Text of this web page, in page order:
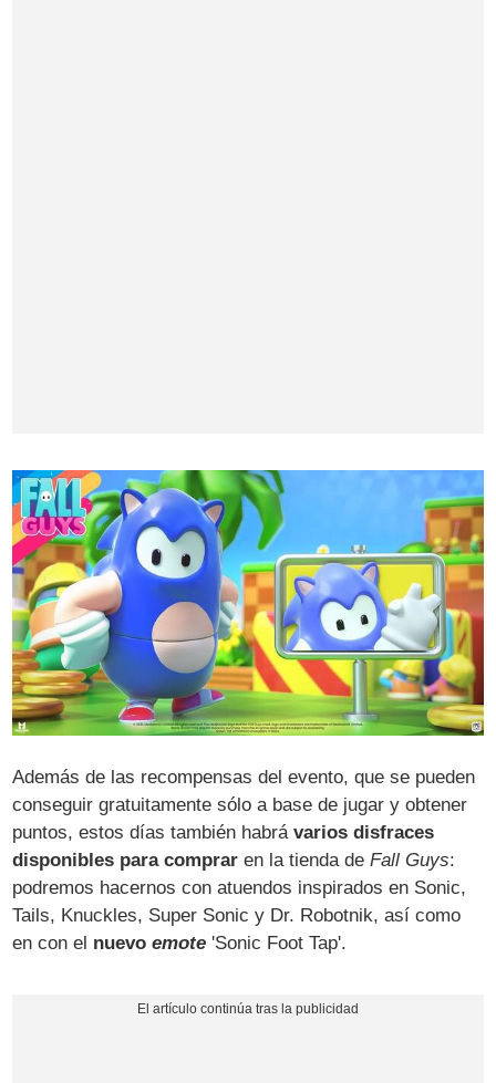
Además de las recompensas del evento, que se pueden
conseguir gratuitamente sólo a base de jugar y obtener
puntos, estos días también habrávarios disfraces
disponibles para comprar en la tienda deFall Guys:
podremos hacernos con atuendos inspirados en Sonic,
Tails, Knuckles, Super Sonic y Dr. Robotnik, así como
en con el nuevoemote 'Sonic Foot Tap'.